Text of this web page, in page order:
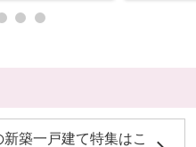
築一戸建て特集はこ